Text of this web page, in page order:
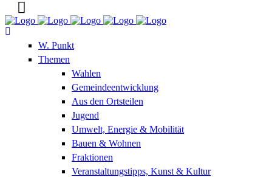
W. Punkt
Themen
Wahlen
Gemeindeentwicklung
Aus den Ortsteilen
Jugend
Umwelt, Energie & Mobilität
Bauen & Wohnen
Fraktionen
Veranstaltungstipps, Kunst & Kultur